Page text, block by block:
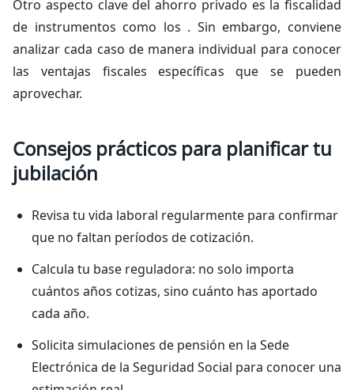
Otro aspecto clave del ahorro privado es la fiscalidad
de instrumentos como los . Sin embargo, conviene
analizar cada caso de manera individual para conocer
las ventajas fiscales específicas que se pueden
aprovechar.
Consejos prácticos para planificar tu
jubilación
Revisa tu vida laboral regularmente para confirmar
que no faltan períodos de cotización.
Calcula tu base reguladora: no solo importa
cuántos años cotizas, sino cuánto has aportado
cada año.
Solicita simulaciones de pensión en la Sede
Electrónica de la Seguridad Social para conocer una